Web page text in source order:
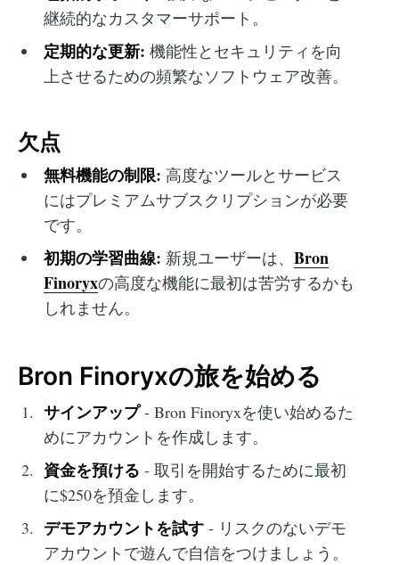
継続的なカスタマーサポート。
定期的な更新: 機能性とセキュリティを向
上させるための頻繁なソフトウェア改善。
欠点
無料機能の制限: 高度なツールとサービス
にはプレミアムサブスクリプションが必要
です。
初期の学習曲線: 新規ユーザーは、 Bron
Finoryxの高度な機能に最初は苦労するかも
しれません。
Bron Finoryxの旅を始める
サインアップ- Bron Finoryxを使い始めるた
めにアカウントを作成します。
資金を預ける - 取引を開始するために最初
に$250を預金します。
デモアカウントを試す- リスクのないデモ
アカウントで遊んで自信をつけましょう。